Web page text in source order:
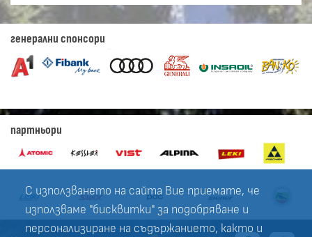
С използването на сайта Вие приемате, че
използваме "бисквитки" за подобряване и
персонализиране на съдържанието, както и
генерални спонсори
партньори